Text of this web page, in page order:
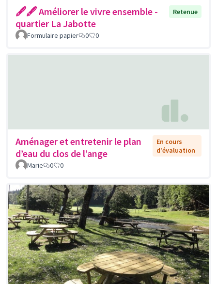
🖋🖋 Améliorer le vivre ensemble -
quartier La Jabotte
Retenue
Formulaire papier 0 0
Aménager et entretenir le plan
d’eau du clos de l’ange
En cours
d'évaluation
Marie
0 0